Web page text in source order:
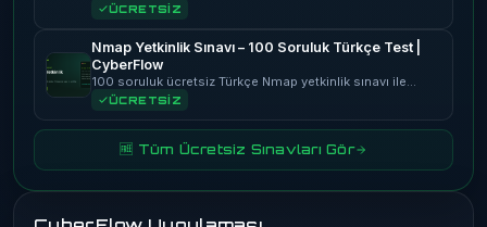
ÜCRETSİZ
Nmap Yetkinlik Sınavı – 100 Soruluk Türkçe Test |
CyberFlow
100 soruluk ücretsiz Türkçe Nmap yetkinlik sınavı ile…
ÜCRETSİZ
🆓 Tüm Ücretsiz Sınavları Gör